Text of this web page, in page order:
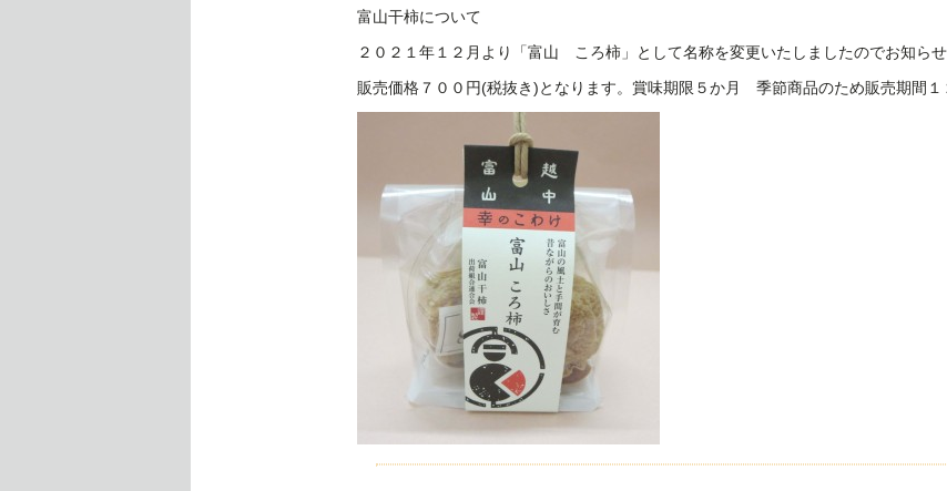
富山干柿について
２０２１年１２月より「富山 ころ柿」として名称を変更いたしましたのでお知らせ
販売価格７００円(税抜き)となります。賞味期限５か月 季節商品のため販売期間１